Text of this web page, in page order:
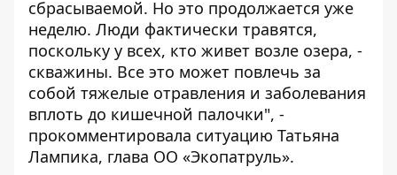
сбрасываемой. Но это продолжается уже
неделю. Люди фактически травятся,
поскольку у всех, кто живет возле озера, -
скважины. Все это может повлечь за
собой тяжелые отравления и заболевания
вплоть до кишечной палочки", -
прокомментировала ситуацию Татьяна
Лампика, глава ОО «Экопатруль».